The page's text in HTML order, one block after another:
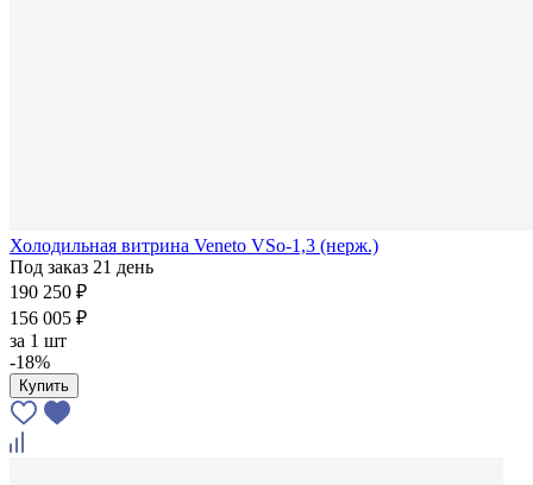
Холодильная витрина Veneto VSo-1,3 (нерж.)
Под заказ 21 день
190 250 ₽
156 005 ₽
за 1 шт
-18%
Купить